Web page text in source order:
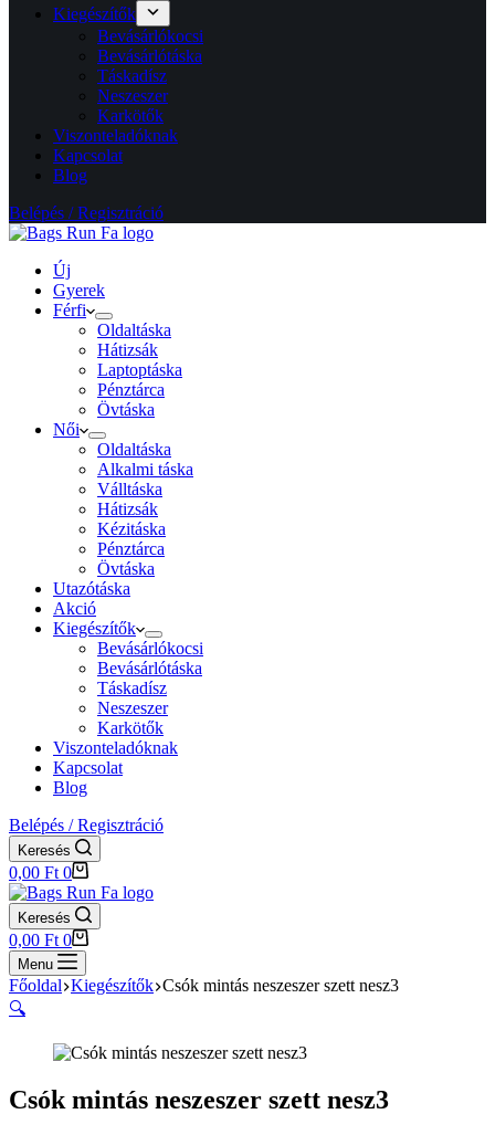
Kiegészítők
Bevásárlókocsi
Bevásárlótáska
Táskadísz
Neszeszer
Karkötők
Viszonteladóknak
Kapcsolat
Blog
Belépés / Regisztráció
Új
Gyerek
Férfi
Oldaltáska
Hátizsák
Laptoptáska
Pénztárca
Övtáska
Női
Oldaltáska
Alkalmi táska
Válltáska
Hátizsák
Kézitáska
Pénztárca
Övtáska
Utazótáska
Akció
Kiegészítők
Bevásárlókocsi
Bevásárlótáska
Táskadísz
Neszeszer
Karkötők
Viszonteladóknak
Kapcsolat
Blog
Belépés / Regisztráció
Keresés
Shopping
cart
0,00 Ft 0
Keresés
Shopping
cart
0,00 Ft 0
Menu
Főoldal Kiegészítők Csók mintás neszeszer szett nesz3
🔍
Csók mintás neszeszer szett nesz3